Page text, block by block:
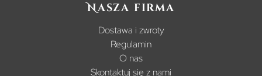
Nasza firma
Dostawa i zwroty
Regulamin
O nas
Skontaktuj się z nami